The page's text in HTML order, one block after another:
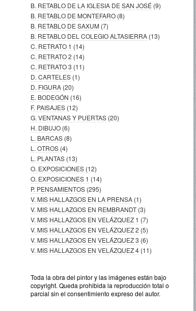
B. RETABLO DE LA IGLESIA DE SAN JOSÉ (9)
B. RETABLO DE MONTEFARO (8)
B. RETABLO DE SAXUM (7)
B. RETABLO DEL COLEGIO ALTASIERRA (13)
C. RETRATO 1 (14)
C. RETRATO 2 (14)
C. RETRATO 3 (11)
D. CARTELES (1)
D. FIGURA (20)
E. BODEGÓN (16)
F. PAISAJES (12)
G. VENTANAS Y PUERTAS (20)
H. DIBUJO (6)
L. BARCAS (8)
L. OTROS (4)
L. PLANTAS (13)
O. EXPOSICIONES (12)
O. EXPOSICIONES 1 (14)
P. PENSAMIENTOS (295)
V. MIS HALLAZGOS EN LA PRENSA (1)
V. MIS HALLAZGOS EN REMBRANDT (3)
V. MIS HALLAZGOS EN VELÁZQUEZ 1 (7)
V. MIS HALLAZGOS EN VELÁZQUEZ 2 (5)
V. MIS HALLAZGOS EN VELÁZQUEZ 3 (6)
V. MIS HALLAZGOS EN VELÁZQUEZ 4 (11)
Toda la obra del pintor y las imágenes están bajo
copyright. Queda prohibida la reproducción total o
parcial sin el consentimiento expreso del autor.